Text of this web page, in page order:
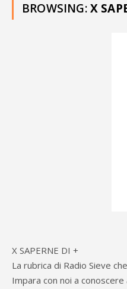
BROWSING:X
X SAPERNE DI +
La rubrica di Radio Sieve
Impara con noi a